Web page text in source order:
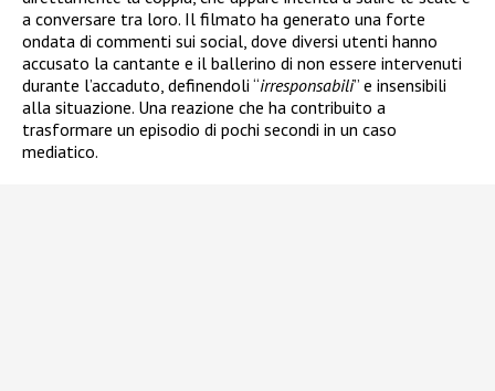
a conversare tra loro. Il filmato ha generato una forte
ondata di commenti sui social, dove diversi utenti hanno
accusato la cantante e il ballerino di non essere intervenuti
durante l’accaduto, definendoli “irresponsabili” e insensibili
alla situazione. Una reazione che ha contribuito a
trasformare un episodio di pochi secondi in un caso
mediatico.